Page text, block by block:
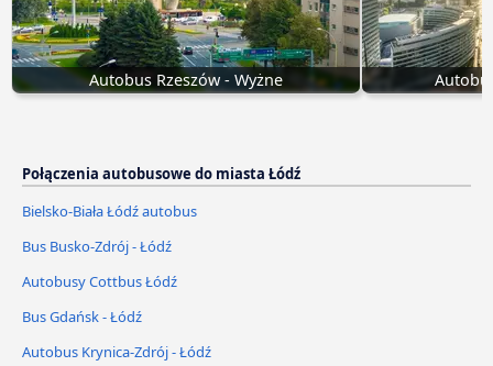
Autobus Rzeszów - Wyżne
Połączenia autobusowe do miasta Łódź
Bielsko-Biała Łódź autobus
Bus Busko-Zdrój - Łódź
Autobusy Cottbus Łódź
Bus Gdańsk - Łódź
Autobus Krynica-Zdrój - Łódź